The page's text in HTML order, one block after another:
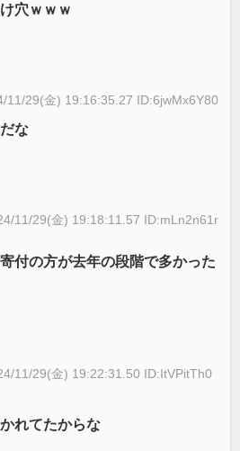
穴ｗｗｗ
11/29(金) 19:16:35.27 ID:6jwMx6Y80
な
11/29(金) 19:18:11.57 ID:mLn2n61r
付の方が去年の段階で多かった
11/29(金) 19:22:31.50 ID:ItVPitTh0
れてたからな